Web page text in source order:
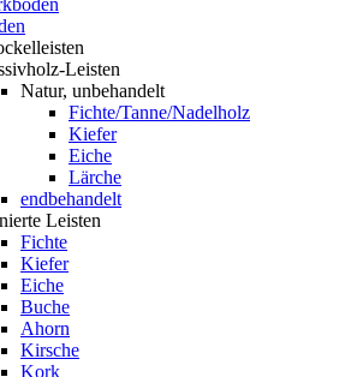
Leisten
Natur, unbehandelt
Fichte/Tanne/Nadelholz
Kiefer
Eiche
Lärche
endbehandelt
Leisten
Fichte
Kiefer
Eiche
Buche
Ahorn
Kirsche
Kork